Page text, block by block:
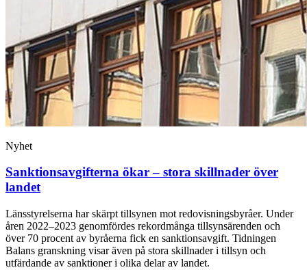
Nyhet
Sanktionsavgifterna ökar – stora skillnader över
landet
Länsstyrelserna har skärpt tillsynen mot redovisningsbyråer. Under
åren 2022–2023 genomfördes rekordmånga tillsynsärenden och
över 70 procent av byråerna fick en sanktionsavgift. Tidningen
Balans granskning visar även på stora skillnader i tillsyn och
utfärdande av sanktioner i olika delar av landet.